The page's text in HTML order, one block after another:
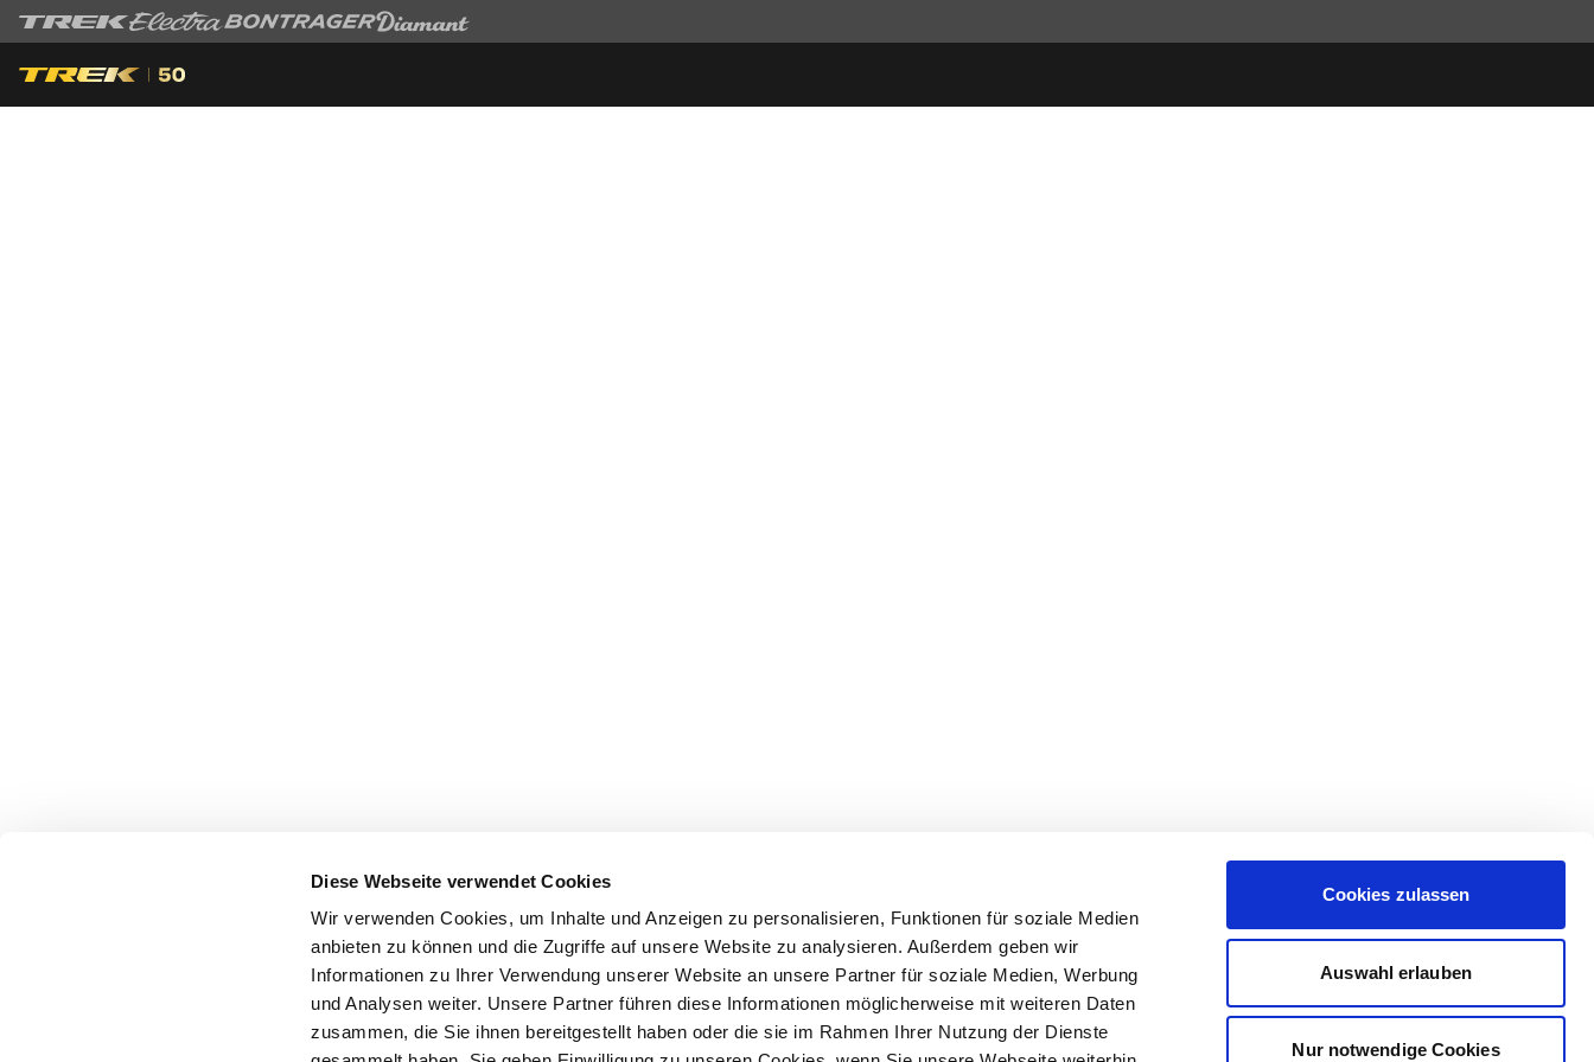
Diese Webseite verwendet Cookies
Wir verwenden Cookies, um Inhalte und Anzeigen zu personalisieren, Funktionen für soziale Medien
anbieten zu können und die Zugriffe auf unsere Website zu analysieren. Außerdem geben wir
Informationen zu Ihrer Verwendung unserer Website an unsere Partner für soziale Medien, Werbung
und Analysen weiter. Unsere Partner führen diese Informationen möglicherweise mit weiteren Daten
zusammen, die Sie ihnen bereitgestellt haben oder die sie im Rahmen Ihrer Nutzung der Dienste
Cookies zulassen
Auswahl erlauben
Nur notwendige Cookies